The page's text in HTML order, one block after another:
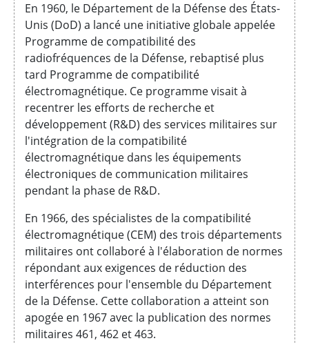
En 1960, le Département de la Défense des États-
Unis (DoD) a lancé une initiative globale appelée
Programme de compatibilité des
radiofréquences de la Défense, rebaptisé plus
tard Programme de compatibilité
électromagnétique. Ce programme visait à
recentrer les efforts de recherche et
développement (R&D) des services militaires sur
l'intégration de la compatibilité
électromagnétique dans les équipements
électroniques de communication militaires
pendant la phase de R&D.
En 1966, des spécialistes de la compatibilité
électromagnétique (CEM) des trois départements
militaires ont collaboré à l'élaboration de normes
répondant aux exigences de réduction des
interférences pour l'ensemble du Département
de la Défense. Cette collaboration a atteint son
apogée en 1967 avec la publication des normes
militaires 461, 462 et 463.